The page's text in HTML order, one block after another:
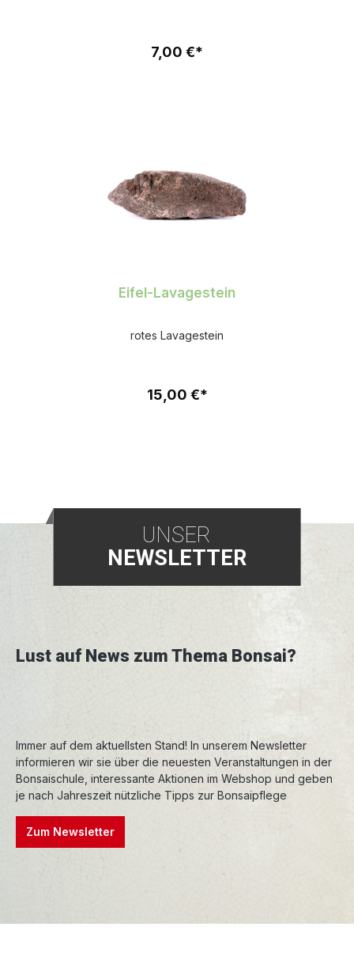
7,00 €*
Eifel-Lavagestein
rotes Lavagestein
15,00 €*
UNSER
NEWSLETTER
Lust auf News zum Thema Bonsai?
Immer auf dem aktuellsten Stand! In unserem Newsletter
informieren wir sie über die neuesten Veranstaltungen in der
Bonsaischule, interessante Aktionen im Webshop und geben
je nach Jahreszeit nützliche Tipps zur Bonsaipflege
Zum Newsletter